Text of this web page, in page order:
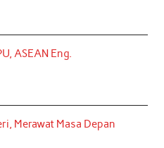
ASEAN Eng.
Merawat Masa Depan